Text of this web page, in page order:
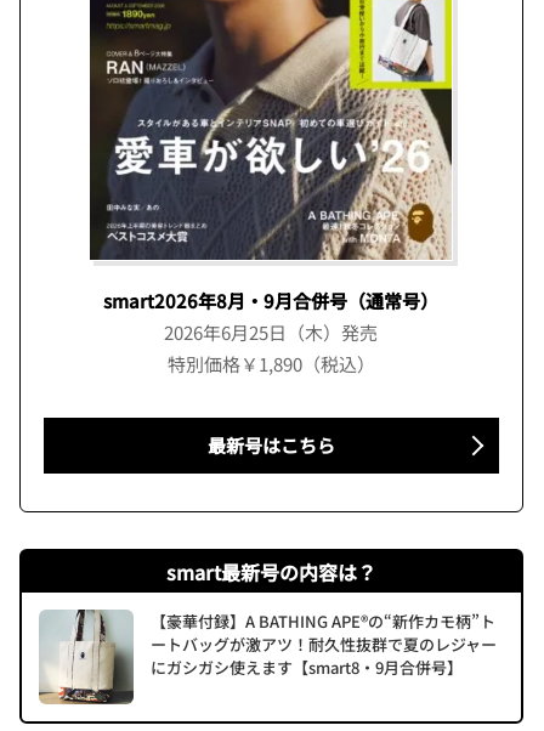
smart2026年8月・9月合併号（通常号）
2026年6月25日（木）発売
特別価格￥1,890（税込）
最新号はこちら
smart最新号の内容は？
【豪華付録】A BATHING APE®の“新作カモ柄”ト
ートバッグが激アツ！耐久性抜群で夏のレジャー
にガシガシ使えます【smart8・9月合併号】